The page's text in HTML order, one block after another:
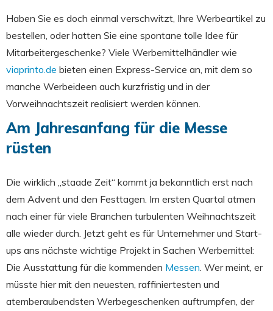
Haben Sie es doch einmal verschwitzt, Ihre Werbeartikel zu
bestellen, oder hatten Sie eine spontane tolle Idee für
Mitarbeitergeschenke? Viele Werbemittelhändler wie
viaprinto.de bieten einen Express-Service an, mit dem so
manche Werbeideen auch kurzfristig und in der
Vorweihnachtszeit realisiert werden können.
Am Jahresanfang für die Messe
rüsten
Die wirklich „staade Zeit“ kommt ja bekanntlich erst nach
dem Advent und den Festtagen. Im ersten Quartal atmen
nach einer für viele Branchen turbulenten Weihnachtszeit
alle wieder durch. Jetzt geht es für Unternehmer und Start-
ups ans nächste wichtige Projekt in Sachen Werbemittel:
Die Ausstattung für die kommenden Messen . Wer meint, er
müsste hier mit den neuesten, raffiniertesten und
atemberaubendsten Werbegeschenken auftrumpfen, der